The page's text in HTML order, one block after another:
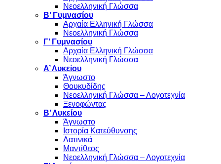
Νεοελληνική Γλώσσα
Β’ Γυμνασίου
Αρχαία Ελληνική Γλώσσα
Νεοελληνική Γλώσσα
Γ’ Γυμνασίου
Αρχαία Ελληνική Γλώσσα
Νεοελληνική Γλώσσα
Α’ Λυκείου
Άγνωστο
Θουκυδίδης
Νεοελληνική Γλώσσα – Λογοτεχνία
Ξενοφώντας
Β’ Λυκείου
Άγνωστο
Ιστορία Κατεύθυνσης
Λατινικά
Μαντίθεος
Νεοελληνική Γλώσσα – Λογοτεχνία